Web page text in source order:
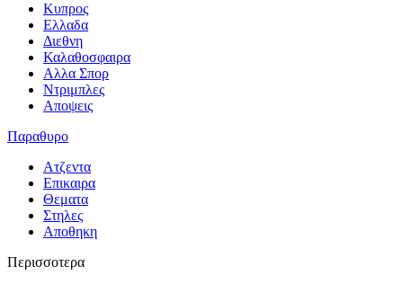
Κυπρος
Ελλαδα
Διεθνη
Καλαθοσφαιρα
Αλλα Σπορ
Ντριμπλες
Αποψεις
Παραθυρο
Ατζεντα
Επικαιρα
Θεματα
Στηλες
Αποθηκη
Περισσοτερα